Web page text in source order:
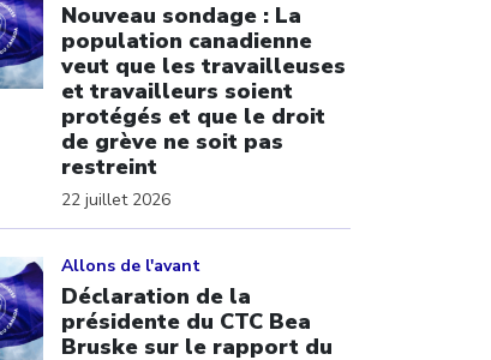
Nouveau sondage : La
population canadienne
veut que les travailleuses
et travailleurs soient
protégés et que le droit
de grève ne soit pas
restreint
22 juillet 2026
Allons de l'avant
Déclaration de la
présidente du CTC Bea
Bruske sur le rapport du